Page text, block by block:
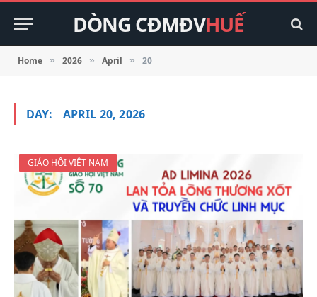
DÒNG CĐMĐVHUẾ
Home » 2026 » April » 20
DAY: APRIL 20, 2026
GIÁO HỘI VIỆT NAM